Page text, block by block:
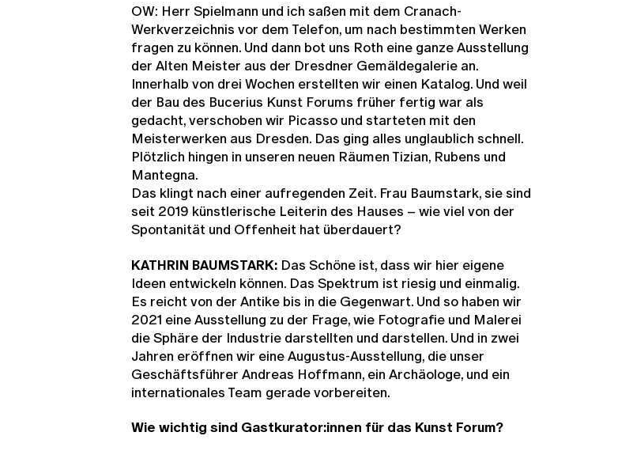
OW: Herr Spielmann und ich saßen mit dem Cranach-
Werkverzeichnis vor dem Telefon, um nach bestimmten Werken
fragen zu können. Und dann bot uns Roth eine ganze Ausstellung
der Alten Meister aus der Dresdner Gemäldegalerie an.
Innerhalb von drei Wochen erstellten wir einen Katalog. Und weil
der Bau des Bucerius Kunst Forums früher fertig war als
gedacht, verschoben wir Picasso und starteten mit den
Meisterwerken aus Dresden. Das ging alles unglaublich schnell.
Plötzlich hingen in unseren neuen Räumen Tizian, Rubens und
Mantegna.
Das klingt nach einer aufregenden Zeit. Frau Baumstark, sie sind
seit 2019 künstlerische Leiterin des Hauses – wie viel von der
Spontanität und Offenheit hat überdauert?
KATHRIN BAUMSTARK: Das Schöne ist, dass wir hier eigene
Ideen entwickeln können. Das Spektrum ist riesig und einmalig.
Es reicht von der Antike bis in die Gegenwart. Und so haben wir
2021 eine Ausstellung zu der Frage, wie Fotografie und Malerei
die Sphäre der Industrie darstellten und darstellen. Und in zwei
Jahren eröffnen wir eine Augustus-Ausstellung, die unser
Geschäftsführer Andreas Hoffmann, ein Archäologe, und ein
internationales Team gerade vorbereiten.
Wie wichtig sind Gastkurator:innen für das Kunst Forum?